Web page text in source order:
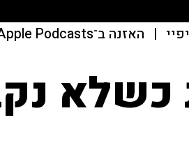
| האזנה ב־Apple Podcasts
כשלא